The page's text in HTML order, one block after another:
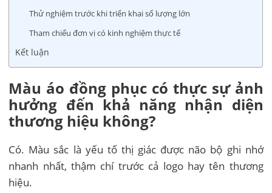
Thử nghiệm trước khi triển khai số lượng lớn
Tham chiếu đơn vị có kinh nghiệm thực tế
Kết luận
Màu áo đồng phục có thực sự ảnh
hưởng đến khả năng nhận diện
thương hiệu không?
Có. Màu sắc là yếu tố thị giác được não bộ ghi nhớ
nhanh nhất, thậm chí trước cả logo hay tên thương
hiệu.